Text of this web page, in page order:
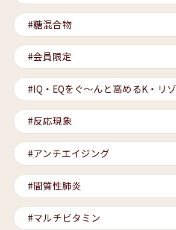
糖混合物
会員限定
IQ・EQをぐ～んと高めるK・リ
反応現象
アンチエイジング
間質性肺炎
マルチビタミン